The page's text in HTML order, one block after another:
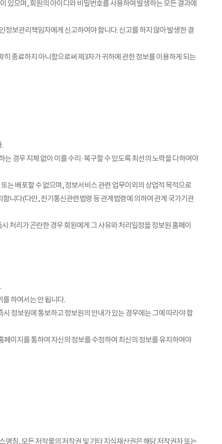
있으며, 회원의 아이디와 비밀번호를 사용하여 발생하는 모든 결과에
보관리책임자에게 신고하여야 합니다. 신고를 하지 않아 발생한 결
종료하지 아니함으로써 제3자가 귀하에 관한 정보를 이용하게 되는
경우 지체 없이 이를 수리·복구할 수 있도록 최선의 노력을 다하여야
는 배포할 수 없으며, 정보서비스 관련 업무이외의 상업적 목적으로
니다(다만, 전기통신관련법령 등 관계법령에 의하여 관계 국가기관
처리가 곤란한 경우 회원에게 그 사유와 처리일정을 정보원 홈페이
하여서는 안 됩니다.
정보원에 통보하고 정보원의 안내가 있는 경우에는 그에 따라야 합
이지를 통하여 자신의 정보를 수정하여 최신의 정보를 유지하여야
칭, 모든 저작물의 저작권 및 기타 지식재산권은 해당 저작권자 또는